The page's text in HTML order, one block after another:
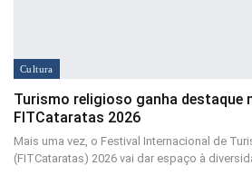
Cultura
Turismo religioso ganha destaque
FITCataratas 2026
Mais uma vez, o Festival Internacional de
(FITCataratas) 2026 vai dar espaço à